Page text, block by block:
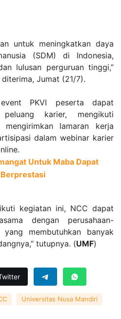
untuk meningkatkan daya
(SDM) di Indonesia,
lulusan perguruan tinggi,”
Jumat (21/7).
PKVI peserta dapat
karier, mengikuti
mengirimkan lamaran kerja
dalam webinar karier
Untuk Maba Dapat
kegiatan ini, NCC dapat
dengan perusahaan-
yang membutuhkan banyak
tutupnya. (UMF)
Universitas Nusa Mandiri